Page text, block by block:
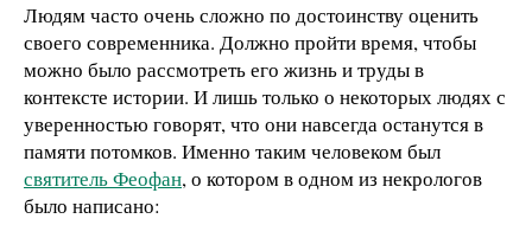
Людям часто очень сложно по достоинству оценить
своего современника. Должно пройти время, чтобы
можно было рассмотреть его жизнь и труды в
контексте истории. И лишь только о некоторых людях с
уверенностью говорят, что они навсегда останутся в
памяти потомков. Именно таким человеком был
святитель Феофан, о котором в одном из некрологов
было написано: